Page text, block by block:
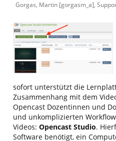
Gorgas, Martin [gorgasm_a],
sofort unterstützt die
Zusammenhang mit dem
Opencast Dozentinnen und
und unkomplizierten
Videos: Opencast Studio.
Software benötigt, ein